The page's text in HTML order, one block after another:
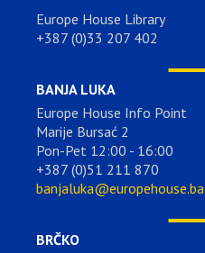
Europe House Library
+387 (0)33 207 402
BANJA LUKA
Europe House Info Point
Marije Bursać 2
Pon-Pet 12:00 - 16:00
+387 (0)51 211 870
banjaluka@europehouse.ba
BRČKO